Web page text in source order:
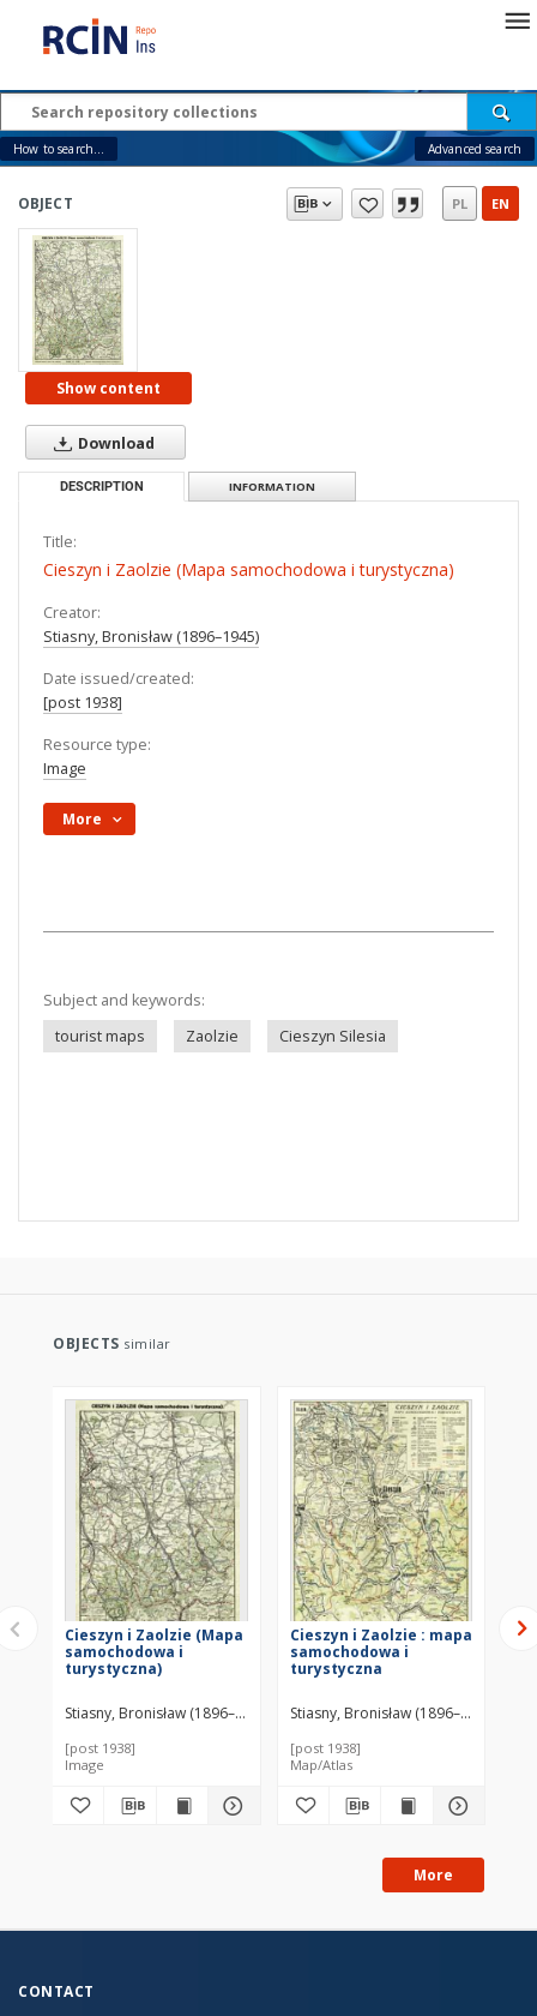
How to search... Advanced search
OBJECT PL EN
Show content
Download
DESCRIPTION INFORMATION
Title:
Cieszyn i Zaolzie (Mapa samochodowa i turystyczna)
Creator:
Stiasny, Bronisław (1896–1945)
Date issued/created:
[post 1938]
Resource type:
Image
More
Subject and keywords:
tourist maps
Zaolzie Cieszyn Silesia
OBJECTS similar
Cieszyn i Zaolzie (Mapa
samochodowa i
turystyczna)
Stiasny, Bronisław (1896–1945)
[post 1938]
Image
Cieszyn i Zaolzie : mapa
samochodowa i
turystyczna
Stiasny, Bronisław (1896–1945)
[post 1938]
Map/Atlas
More
CONTACT